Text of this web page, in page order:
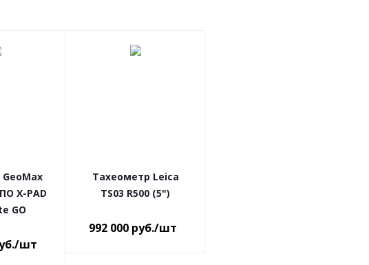
X-PAD
GO
/шт
Тахеометр Leica
TS03 R500 (5")
992 000 руб./шт